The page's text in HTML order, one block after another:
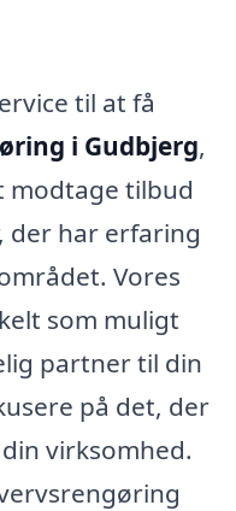
til at få
i Gudbjerg,
modtage tilbud
der har erfaring
Vores
som muligt
partner til din
på det, der
virksomhed.